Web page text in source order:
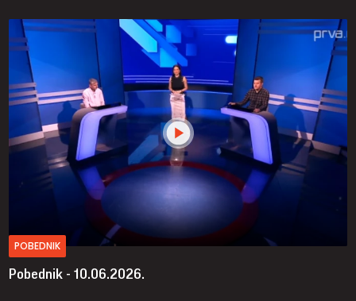
POBEDNIK
Pobednik - 10.06.2026.